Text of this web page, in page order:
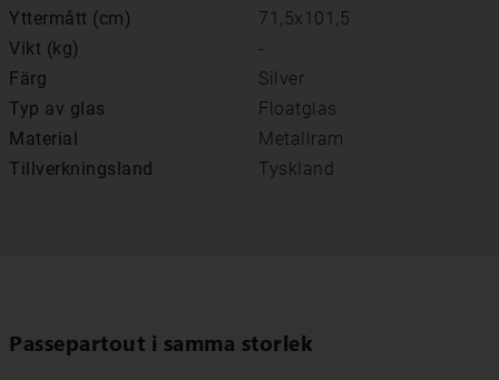
Yttermått (cm)
71,5x101,5
Vikt (kg)
-
Färg
Silver
Typ av glas
Floatglas
Material
Metallram
Tillverkningsland
Tyskland
Passepartout i samma storlek